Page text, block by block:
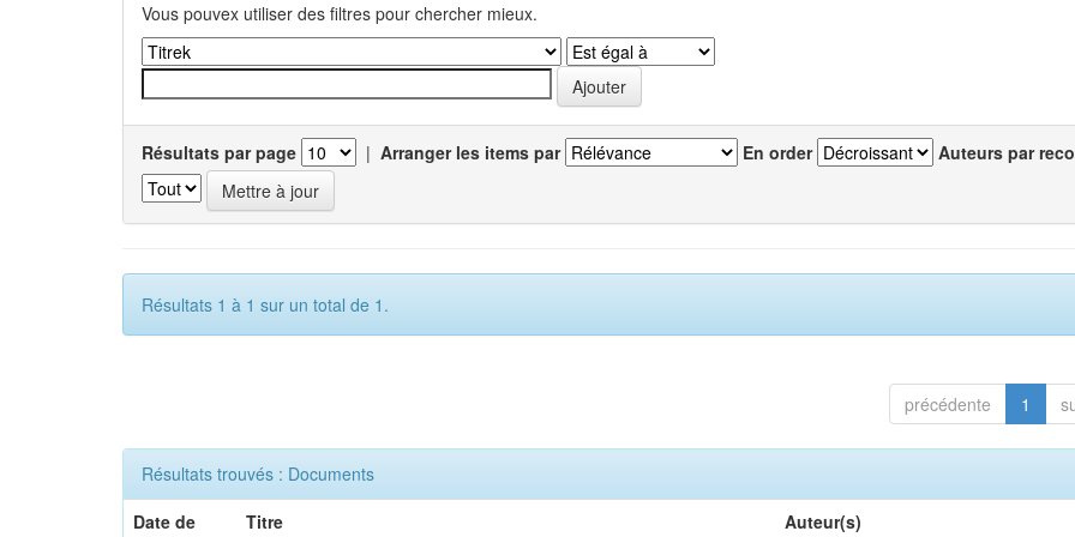
Vous pouvex utiliser des filtres pour chercher mieux.
Résultats par page | Arranger les items par En order Auteurs par
Résultats 1 à 1 sur un total de 1.
précédente 1
Résultats trouvés : Documents
Date de
Titre Auteur(s)